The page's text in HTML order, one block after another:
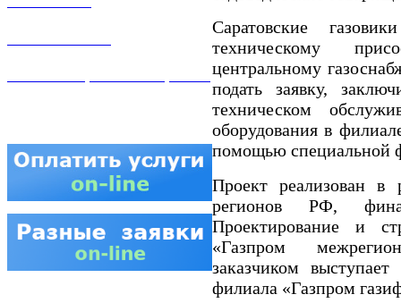
Саратовские
техническому
центральному
подать заявку,
техническом
оборудования в
помощью специальной
Проект реализован в
регионов РФ,
Проектирование и
«Газпром
заказчиком
филиала «Газпром